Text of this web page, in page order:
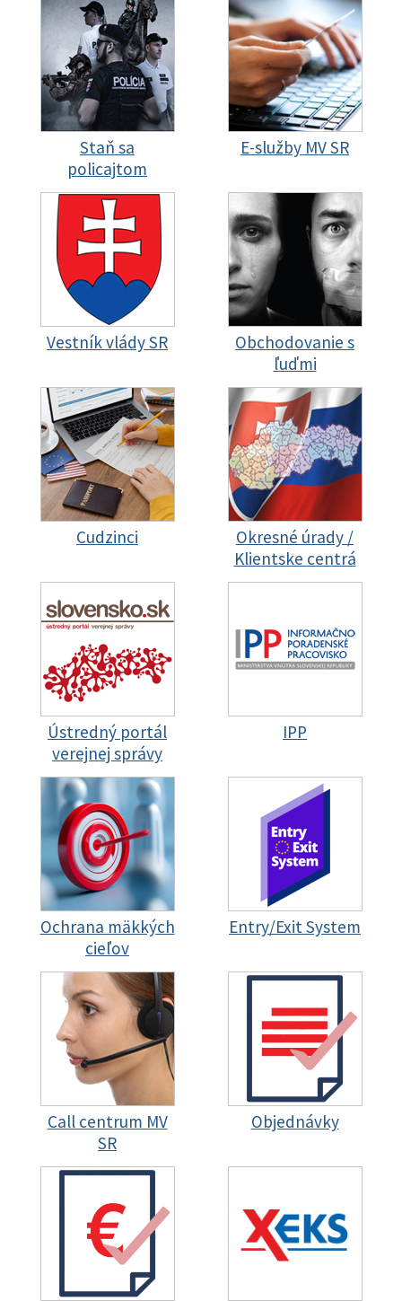
Staň sa
policajtom
E-služby MV SR
Vestník vlády SR
Obchodovanie s
ľuďmi
Cudzinci
Okresné úrady /
Klientske centrá
Ústredný portál
verejnej správy
IPP
Ochrana mäkkých
cieľov
Entry/Exit System
Call centrum MV
SR
Objednávky